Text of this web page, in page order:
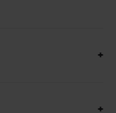
+
+